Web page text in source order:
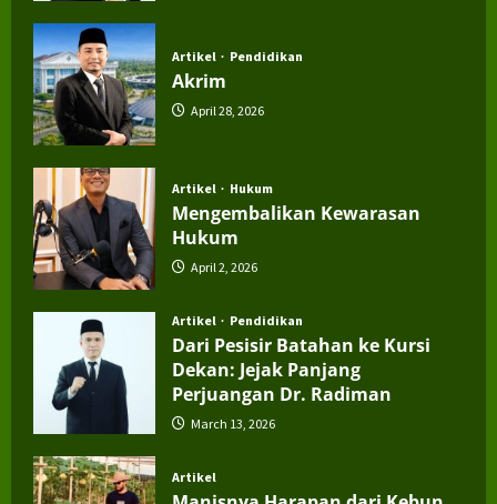
Artikel Pendidikan
Akrim
April 28, 2026
Artikel Hukum
Mengembalikan Kewarasan
Hukum
April 2, 2026
Artikel Pendidikan
Dari Pesisir Batahan ke Kursi
Dekan: Jejak Panjang
Perjuangan Dr. Radiman
March 13, 2026
Artikel